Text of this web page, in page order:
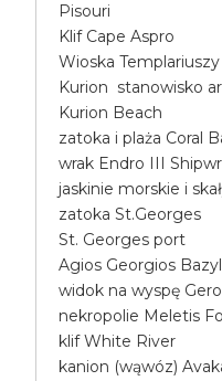
Pisouri
Klif Cape Aspro
Wioska
Kurion stanowisko
Kurion Beach
zatoka i plaża Coral
wrak Endro III
jaskinie morskie i
zatoka St.Georges
St. Georges port
Agios Georgios
widok na wyspę
nekropolie Meletis
klif White River
kanion (wąwóz)